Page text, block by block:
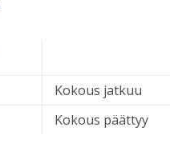
Kokous jatkuu
Kokous päättyy